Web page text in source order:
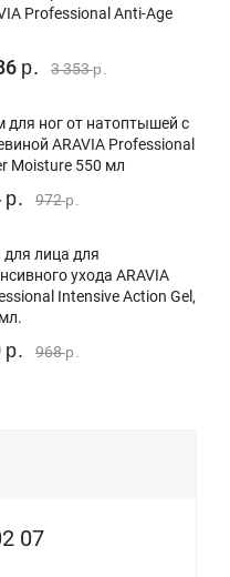
Professional Anti-Age
р. 3 353р.
для ног от натоптышей с
ARAVIA Professional
Moisture 550 мл
р. 972р.
для лица для
ухода ARAVIA
Intensive Action Gel,
р. 968р.
07